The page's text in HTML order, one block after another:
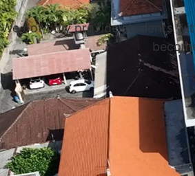
We not only provide students